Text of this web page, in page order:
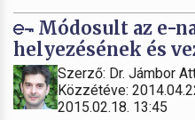
Módosult az e-
helyezésének és
Szerző: Dr. Jámbor
Közzétéve:
2015.02.18. 13:45